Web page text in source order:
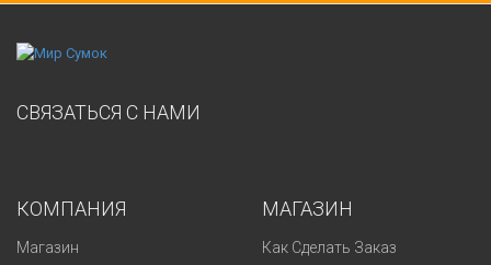
СВЯЗАТЬСЯ С НАМИ
КОМПАНИЯ
Магазин
МАГАЗИН
Как Сделать Заказ